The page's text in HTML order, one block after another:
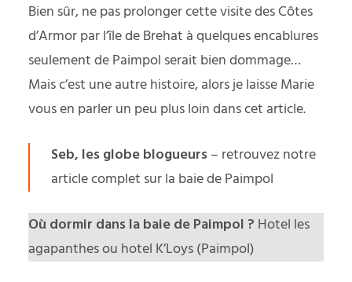
Bien sûr, ne pas prolonger cette visite des Côtes
d’Armor par l’île de Brehat à quelques encablures
seulement de Paimpol serait bien dommage…
Mais c’est une autre histoire, alors je laisse Marie
vous en parler un peu plus loin dans cet article.
Seb, les globe blogueurs– retrouvez notre
article complet sur la baie de Paimpol
Où dormir dans la baie de Paimpol ? Hotel les
agapanthesou hotel K’Loys(Paimpol)